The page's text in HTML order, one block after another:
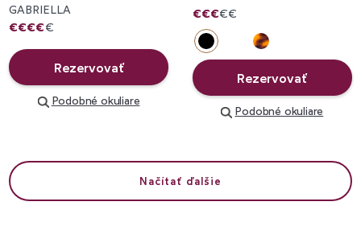
GABRIELLA
€€€€€
Rezervovať
Podobné okuliare
€€€€€
Rezervovať
Podobné okuliare
Načítať ďalšie